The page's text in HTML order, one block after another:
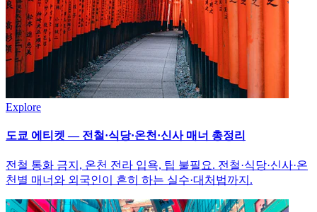
Explore
도쿄 에티켓 — 전철·식당·온천·신사 매너 총정리
전철 통화 금지, 온천 전라 입욕, 팁 불필요. 전철·식당·신사·온
천별 매너와 외국인이 흔히 하는 실수·대처법까지.